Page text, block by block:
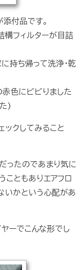
付品です。
構フィルターが目詰
持ち帰って洗浄・乾
色にビビりました
)
ックしてみること
ったのであまり気に
こともありエアフロ
いかという心配があ
ーでこんな形でし